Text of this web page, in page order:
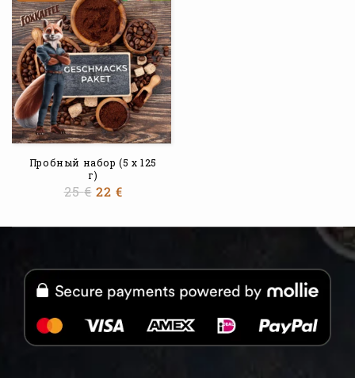
Пробный набор (5 x 125
г)
25€ 22 €